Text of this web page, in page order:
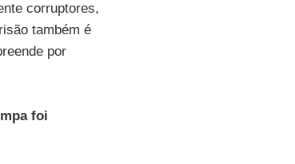
corruptores,
também é
por
foi